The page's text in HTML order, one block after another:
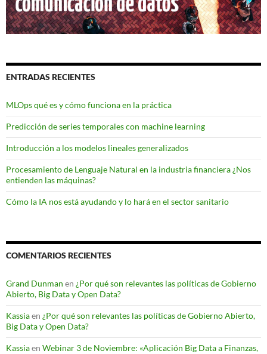
ENTRADAS RECIENTES
MLOps qué es y cómo funciona en la práctica
Predicción de series temporales con machine learning
Introducción a los modelos lineales generalizados
Procesamiento de Lenguaje Natural en la industria financiera ¿Nos
entienden las máquinas?
Cómo la IA nos está ayudando y lo hará en el sector sanitario
COMENTARIOS RECIENTES
Grand Dunman en ¿Por qué son relevantes las políticas de Gobierno
Abierto, Big Data y Open Data?
Kassiaen ¿Por qué son relevantes las políticas de Gobierno Abierto,
Big Data y Open Data?
Kassiaen Webinar 3 de Noviembre: «Aplicación Big Data a Finanzas,